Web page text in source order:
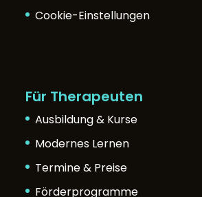
Cookie-Einstellungen
Für Therapeuten
Ausbildung & Kurse
Modernes Lernen
Termine & Preise
Förderprogramme